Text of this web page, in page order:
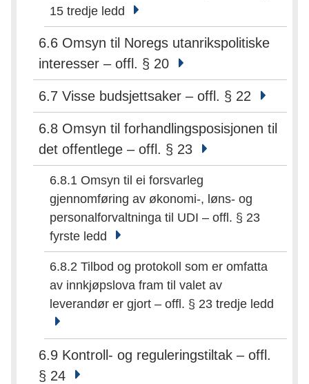
15 tredje ledd
6.6 Omsyn til Noregs utanrikspolitiske
interesser – offl. § 20
6.7 Visse budsjettsaker – offl. § 22
6.8 Omsyn til forhandlingsposisjonen til
det offentlege – offl. § 23
6.8.1 Omsyn til ei forsvarleg
gjennomføring av økonomi-, løns- og
personalforvaltninga til UDI – offl. § 23
fyrste ledd
6.8.2 Tilbod og protokoll som er omfatta
av innkjøpslova fram til valet av
leverandør er gjort – offl. § 23 tredje ledd
6.9 Kontroll- og reguleringstiltak – offl.
§ 24